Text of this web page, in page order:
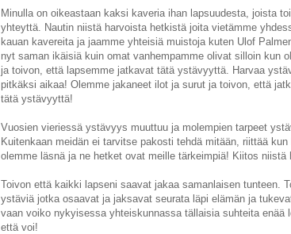
Minulla on oikeastaan kaksi kaveria ihan lapsuudesta, joista
yhteyttä. Nautin niistä harvoista hetkistä joita vietämme
kauan kavereita ja jaamme yhteisiä muistoja kuten Ulof
nyt saman ikäisiä kuin omat vanhempamme olivat silloin kun
ja toivon, että lapsemme jatkavat tätä ystävyyttä. Harvaa
pitkäksi aikaa! Olemme jakaneet ilot ja surut ja toivon, että
tätä ystävyyttä!
Vuosien vieriessä ystävyys muuttuu ja molempien tarpeet
Kuitenkaan meidän ei tarvitse pakosti tehdä mitään, riittää
olemme läsnä ja ne hetket ovat meille tärkeimpiä! Kiitos niistä
Toivon että kaikki lapseni saavat jakaa samanlaisen tunteen.
ystäviä jotka osaavat ja jaksavat seurata läpi elämän ja
vaan voiko nykyisessa yhteiskunnassa tällaisia suhteita enää
että voi!